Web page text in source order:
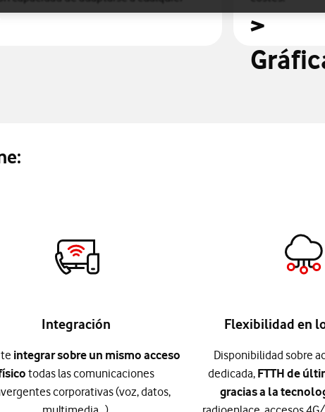
Integración
integrar sobre un mismo acceso
todas las comunicaciones
corporativas (voz, datos,
Flexibilidad en
Disponibilidad sobre
dedicada, FTTH de
gracias a la